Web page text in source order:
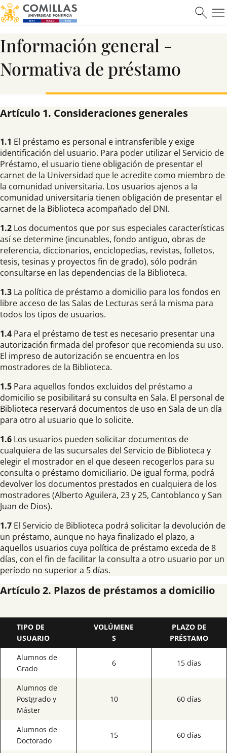
Información general -
Normativa de préstamo
Artículo 1. Consideraciones generales
1.1 El préstamo es personal e intransferible y exige
identificación del usuario. Para poder utilizar el Servicio de
Préstamo, el usuario tiene obligación de presentar el
carnet de la Universidad que le acredite como miembro de
la comunidad universitaria. Los usuarios ajenos a la
comunidad universitaria tienen obligación de presentar el
carnet de la Biblioteca acompañado del DNI.
1.2 Los documentos que por sus especiales características
así se determine (incunables, fondo antiguo, obras de
referencia, diccionarios, enciclopedias, revistas, folletos,
tesis, tesinas y proyectos fin de grado), sólo podrán
consultarse en las dependencias de la Biblioteca.
1.3 La política de préstamo a domicilio para los fondos en
libre acceso de las Salas de Lecturas será la misma para
todos los tipos de usuarios.
1.4 Para el préstamo de test es necesario presentar una
autorización firmada del profesor que recomienda su uso.
El impreso de autorización se encuentra en los
mostradores de la Biblioteca.
1.5 Para aquellos fondos excluidos del préstamo a
domicilio se posibilitará su consulta en Sala. El personal de
Biblioteca reservará documentos de uso en Sala de un día
para otro al usuario que lo solicite.
1.6 Los usuarios pueden solicitar documentos de
cualquiera de las sucursales del Servicio de Biblioteca y
elegir el mostrador en el que deseen recogerlos para su
consulta o préstamo domiciliario. De igual forma, podrá
devolver los documentos prestados en cualquiera de los
mostradores (Alberto Aguilera, 23 y 25, Cantoblanco y San
Juan de Dios).
1.7 El Servicio de Biblioteca podrá solicitar la devolución de
un préstamo, aunque no haya finalizado el plazo, a
aquellos usuarios cuya política de préstamo exceda de 8
días, con el fin de facilitar la consulta a otro usuario por un
período no superior a 5 días.
Artículo 2. Plazos de préstamos a domicilio
TIPO DE
USUARIO
VOLÚMENE
S
PLAZO DE
PRÉSTAMO
Alumnos de
Grado
6 15 días
Alumnos de
Postgrado y
Máster
10 60 días
Alumnos de
Doctorado
15 60 días